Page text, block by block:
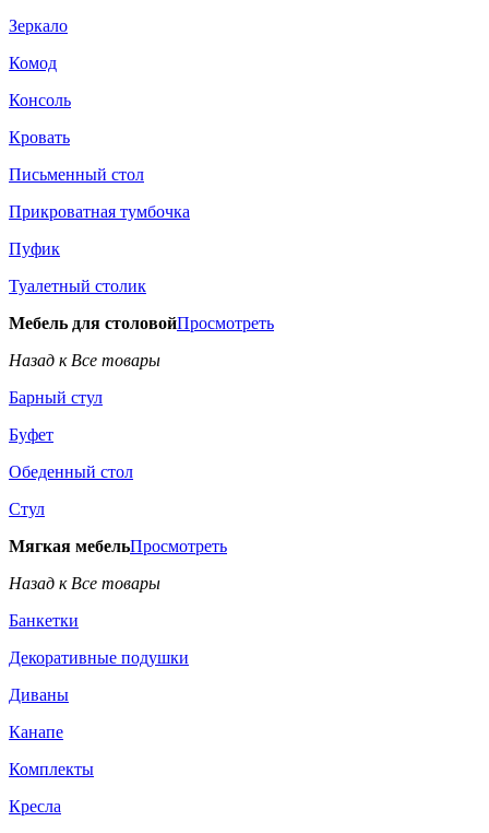
Зеркало
Комод
Консоль
Кровать
Письменный стол
Прикроватная тумбочка
Пуфик
Туалетный столик
Мебель для столовойПросмотреть
Назад к Все товары
Барный стул
Буфет
Обеденный стол
Стул
Мягкая мебельПросмотреть
Назад к Все товары
Банкетки
Декоративные подушки
Диваны
Канапе
Комплекты
Кресла